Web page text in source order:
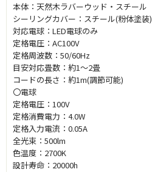
本体：天然木ラバーウッド・スチール
シーリングカバー：スチール(粉体塗装)
対応電球：LED電球のみ
定格電圧：AC100V
定格周波数：50/60Hz
目安対応畳数：約1～2畳
コードの長さ：約1m(調節可能)
〇電球
定格電圧：100V
定格消費電力：4.0W
定格入力電流：0.05A
全光束：500lm
色温度：2700K
設計寿命：20000h